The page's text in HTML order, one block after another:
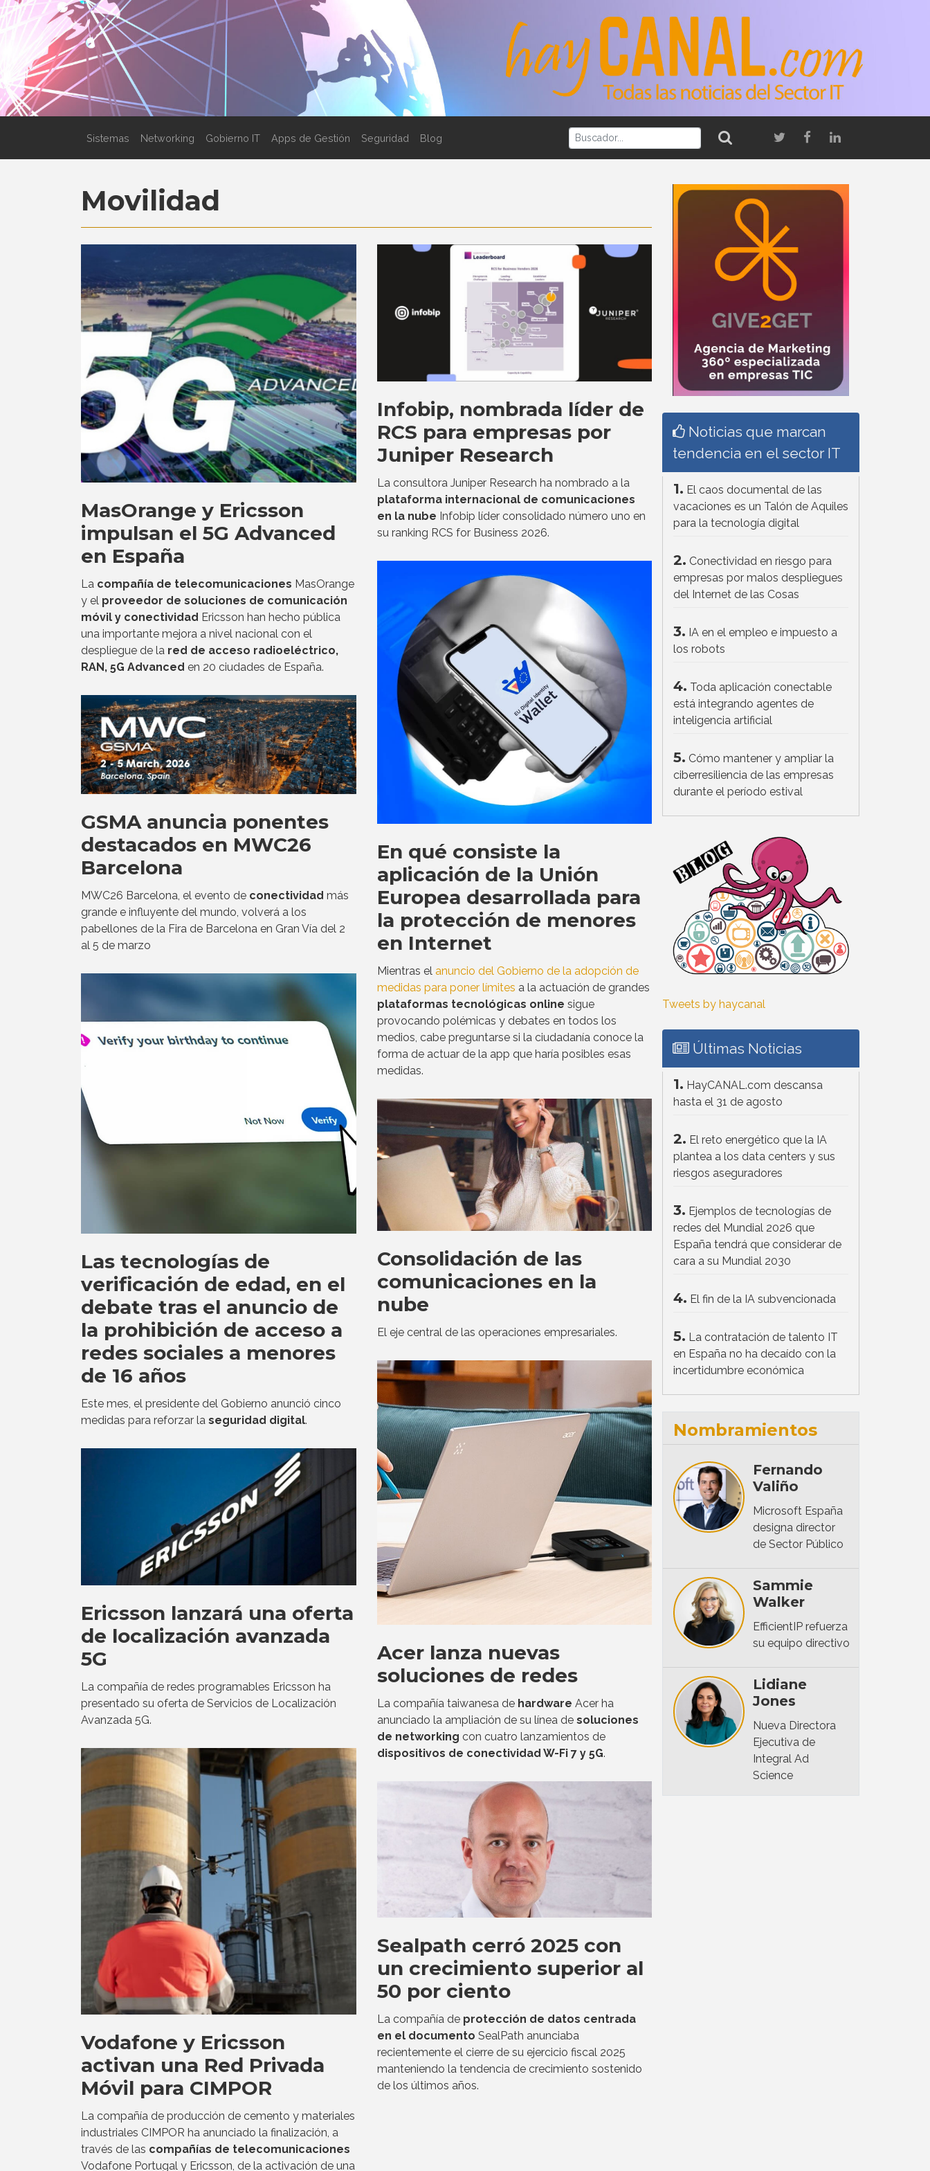
Sistemas Networking Gobierno IT Apps de Gestión Seguridad Blog
Movilidad
MasOrange y Ericsson
impulsan el 5G Advanced
en España
La compañía de telecomunicaciones MasOrange
y el proveedor de soluciones de comunicación
móvil y conectividad Ericsson han hecho pública
una importante mejora a nivel nacional con el
despliegue de la red de acceso radioeléctrico,
RAN, 5G Advanced en 20 ciudades de España.
GSMA anuncia ponentes
destacados en MWC26
Barcelona
MWC26 Barcelona, el evento de conectividad más
grande e influyente del mundo, volverá a los
pabellones de la Fira de Barcelona en Gran Vía del 2
al 5 de marzo
Las tecnologías de
verificación de edad, en el
debate tras el anuncio de
la prohibición de acceso a
redes sociales a menores
de 16 años
Este mes, el presidente del Gobierno anunció cinco
medidas para reforzar la seguridad digital.
Ericsson lanzará una oferta
de localización avanzada
5G
La compañía de redes programables Ericsson ha
presentado su oferta de Servicios de Localización
Avanzada 5G.
Vodafone y Ericsson
activan una Red Privada
Móvil para CIMPOR
La compañía de producción de cemento y materiales
industriales CIMPOR ha anunciado la finalización, a
través de las compañías de telecomunicaciones
Vodafone Portugal y Ericsson, de la activación de una
Infobip, nombrada líder de
RCS para empresas por
Juniper Research
La consultora Juniper Research ha nombrado a la
plataforma internacional de comunicaciones
en la nube Infobip líder consolidado número uno en
su ranking RCS for Business 2026.
En qué consiste la
aplicación de la Unión
Europea desarrollada para
la protección de menores
en Internet
Mientras el anuncio del Gobierno de la adopción de
medidas para poner límites a la actuación de grandes
plataformas tecnológicas online sigue
provocando polémicas y debates en todos los
medios, cabe preguntarse si la ciudadanía conoce la
forma de actuar de la app que haría posibles esas
medidas.
Consolidación de las
comunicaciones en la
nube
El eje central de las operaciones empresariales.
Acer lanza nuevas
soluciones de redes
La compañía taiwanesa de hardware Acer ha
anunciado la ampliación de su línea de soluciones
de networking con cuatro lanzamientos de
dispositivos de conectividad W-Fi 7 y 5G.
Sealpath cerró 2025 con
un crecimiento superior al
50 por ciento
La compañía de protección de datos centrada
en el documento SealPath anunciaba
recientemente el cierre de su ejercicio fiscal 2025
manteniendo la tendencia de crecimiento sostenido
de los últimos años.
Noticias que marcan
tendencia en el sector IT
1. El caos documental de las
vacaciones es un Talón de Aquiles
para la tecnología digital
2. Conectividad en riesgo para
empresas por malos despliegues
del Internet de las Cosas
3. IA en el empleo e impuesto a
los robots
4. Toda aplicación conectable
está integrando agentes de
inteligencia artificial
5. Cómo mantener y ampliar la
ciberresiliencia de las empresas
durante el período estival
Tweets by haycanal
Últimas Noticias
1. HayCANAL.com descansa
hasta el 31 de agosto
2. El reto energético que la IA
plantea a los data centers y sus
riesgos aseguradores
3. Ejemplos de tecnologías de
redes del Mundial 2026 que
España tendrá que considerar de
cara a su Mundial 2030
4. El fin de la IA subvencionada
5. La contratación de talento IT
en España no ha decaído con la
incertidumbre económica
Nombramientos
Fernando
Valiño
Microsoft España
designa director
de Sector Público
Sammie
Walker
EfficientIP refuerza
su equipo directivo
Lidiane
Jones
Nueva Directora
Ejecutiva de
Integral Ad
Science